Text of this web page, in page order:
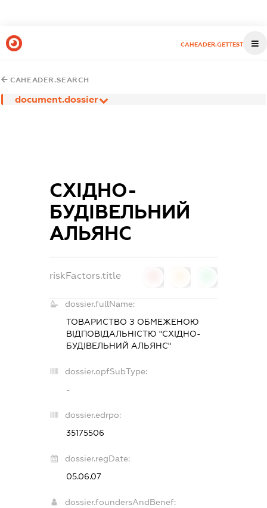
CAHEADER.GETTEST
CAHEADER.SEARCH
document.dossier
СХІДНО-
БУДІВЕЛЬНИЙ
АЛЬЯНС
riskFactors.title
dossier.fullName:
ТОВАРИСТВО З ОБМЕЖЕНОЮ
ВІДПОВІДАЛЬНІСТЮ "СХІДНО-
БУДІВЕЛЬНИЙ АЛЬЯНС"
dossier.opfSubType:
-
dossier.edrpo:
35175506
dossier.regDate:
05.06.07
dossier.foundersAndBenef: